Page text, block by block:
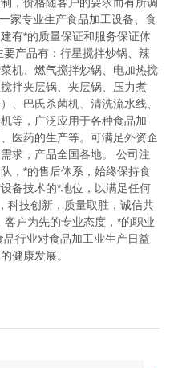
家专业生产食品加工设备、食
有*的质量保证和服务保证体
产品有：行星搅拌炒锅、辣
机、燃气搅拌炒锅、电加热搅
拌夹层锅、夹层锅、压力煮
、巴氏杀菌机、清洗流水线、
等，广泛应用于各种食品加
医药的生产等。可满足外资企
求，产品全国各地。 公司注
，*的售后体系，始终保持食
备技术的*地位，以满足任何
科技创新，质量取胜，诚信共
客户为先的专业态度，*的职业
行业对食品加工业生产日益
健康发展。